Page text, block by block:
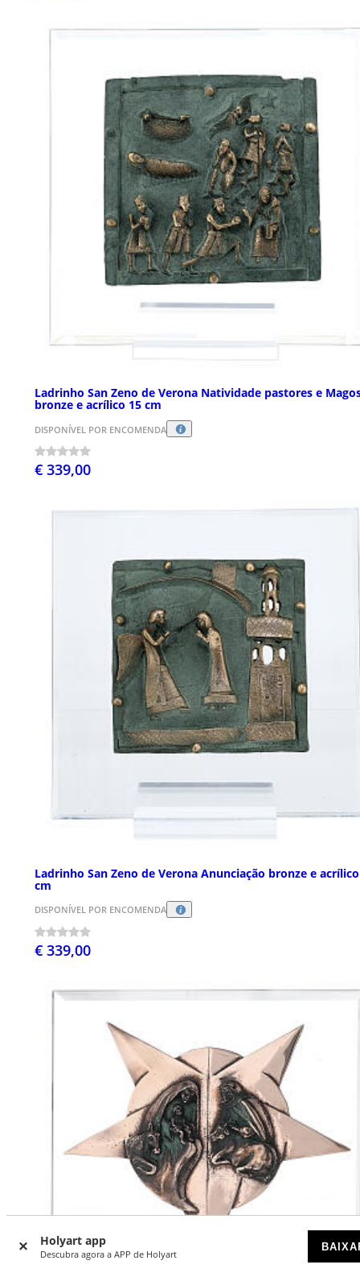
Holyart app
Descubra agora a APP de Holyart
Ladrinho San Zeno de Verona Natividade pastores e
bronze e acrílico 15 cm
DISPONÍVEL POR ENCOMENDA
€ 339,00
Ladrinho San Zeno de Verona Anunciação bronze e
cm
DISPONÍVEL POR ENCOMENDA
€ 339,00